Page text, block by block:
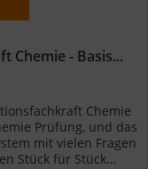
Chemie - Basis...
Chemie
Prüfung, und das
mit vielen Fragen
Stück für Stück...